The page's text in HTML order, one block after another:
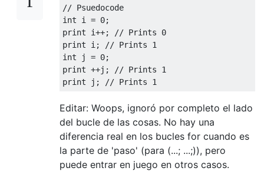
              IL_0016:  blt.s      IL_0004
              IL_0018:  ret
} // end of method
             */
for (int i = 0; i < count;
            {
                ++SomethingToIncrement;
        }
static void PostIncrement(int
        {
            /*
// Psuedocode
int i = 0;
print i++; // Prints 0
print i; // Prints 1
int j = 0;
print ++j; // Prints 1
Editar: Woops, ignoró por completo el lado
del bucle de las cosas. No hay una
diferencia real en los bucles for cuando es
la parte de 'paso' (para (...; ...;)), pero
puede entrar en juego en otros casos.